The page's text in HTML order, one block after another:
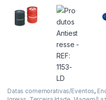
Datas comemorativas/Eventos,